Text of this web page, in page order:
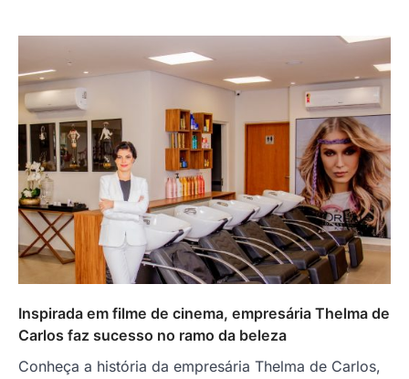
Inspirada em filme de cinema, empresária Thelma de
Carlos faz sucesso no ramo da beleza
Conheça a história da empresária Thelma de Carlos,